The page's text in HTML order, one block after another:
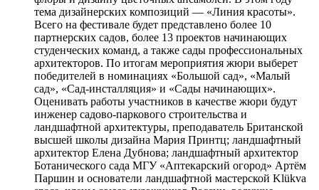
тема дизайнерских композиций — «Линия красоты».
Всего на фестивале будет представлено более 10
партнерских садов, более 13 проектов начинающих
студенческих команд, а также сады профессиональных
архитекторов. По итогам мероприятия жюри выберет
победителей в номинациях «Большой сад», «Малый
сад», «Сад-инсталляция» и «Сады начинающих».
Оценивать работы участников в качестве жюри будут
инженер садово-паркового строительства и
ландшафтной архитектуры, преподаватель Британской
высшей школы дизайна Мария Принтц; ландшафтный
архитектор Елена Дубнова; ландшафтный архитектор
Ботанического сада МГУ «Аптекарский огород» Артём
Паршин и основатели ландшафтной мастерской Klükva